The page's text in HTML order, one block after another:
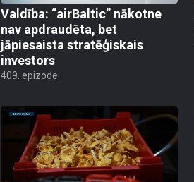
Valdība: “airBaltic” nākotne
nav apdraudēta, bet
jāpiesaista stratēģiskais
investors
409. epizode